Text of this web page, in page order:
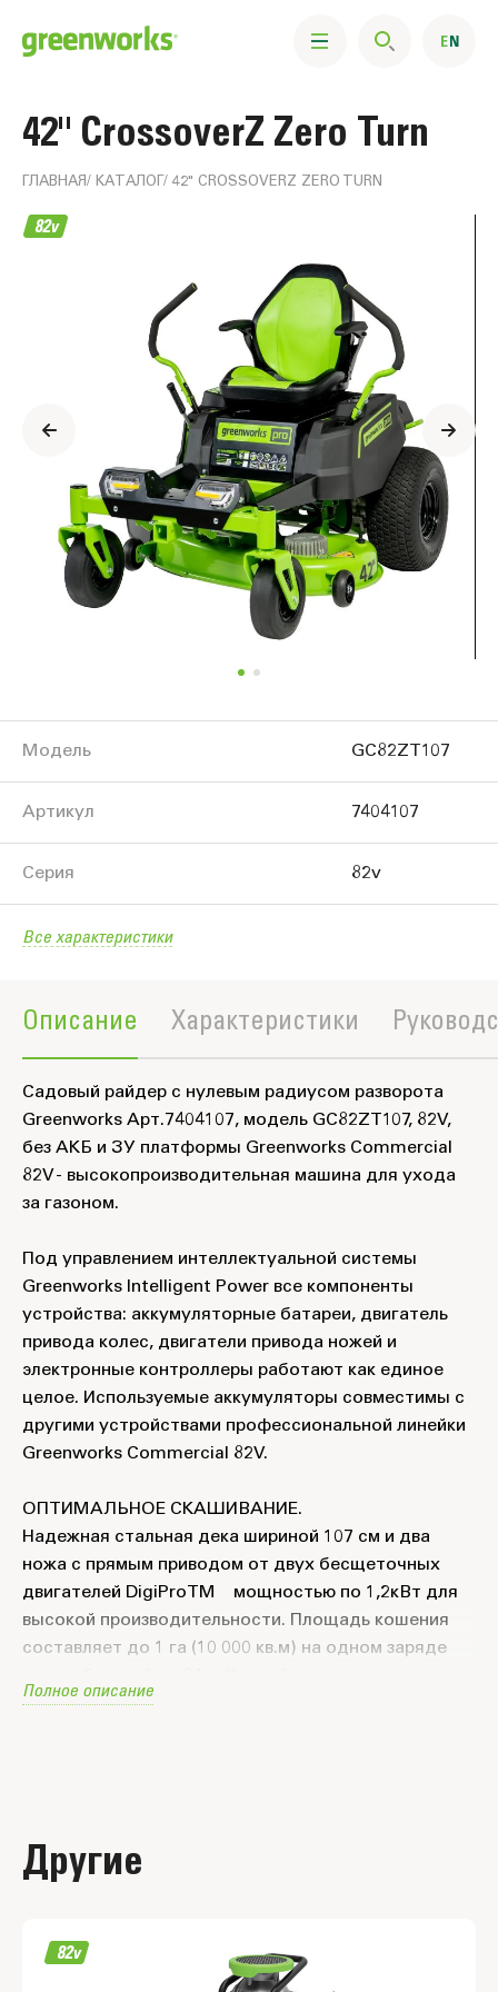
42" CrossoverZ Zero Turn
ГЛАВНАЯ КАТАЛОГ 42" CROSSOVERZ ZERO TURN
Информация
продукте
Модель GC82ZT107
Артикул 7404107
Серия 82v
Все характеристики
Описание Характеристики
Садовый райдер с нулевым радиусом разворота
Greenworks Арт.7404107, модель GC82ZT107, 82V,
без АКБ и ЗУ платформы Greenworks Commercial
82V - высокопроизводительная машина для ухода
за газоном.
Под управлением интеллектуальной системы
Greenworks Intelligent Power все компоненты
устройства: аккумуляторные батареи, двигатель
привода колес, двигатели привода ножей и
электронные контроллеры работают как единое
целое. Используемые аккумуляторы совместимы с
другими устройствами профессиональной линейки
Greenworks Commercial 82V.
ОПТИМАЛЬНОЕ СКАШИВАНИЕ.
Надежная стальная дека шириной 107 см и два
ножа с прямым приводом от двух бесщеточных
двигателей DigiProTM мощностью по 1,2кВт для
высокой производительности. Площадь кошения
составляет до 1 га (10 000 кв.м) на одном заряде
функции: кошение с боковым выбросом и
Независимый привод задних колес позволяет
реализовать основное преимущество машины -
бесщеточными двигателями по 1,0 кВт. Привод
реализован с помощью редукторов с
Полное описание
Другие